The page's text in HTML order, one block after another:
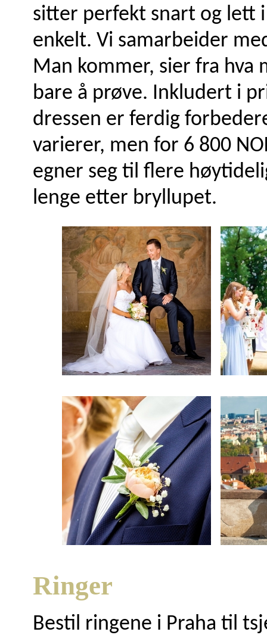
sitter perfekt snart og lett
enkelt. Vi samarbeider
Man kommer, sier fra hva
bare å prøve. Inkludert i
dressen er ferdig
varierer, men for 6 800
egner seg til flere
lenge etter bryllupet.
Ringer
Bestil ringene i Praha til